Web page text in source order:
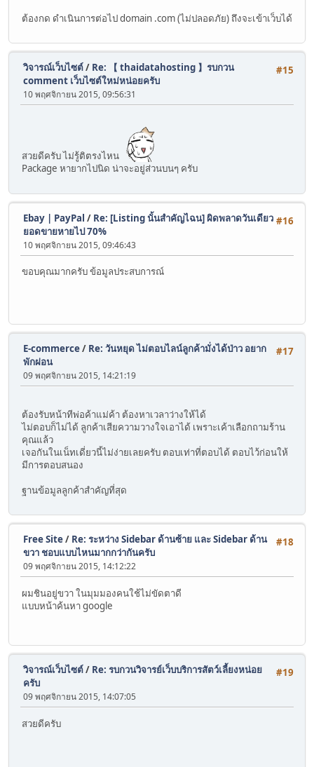
ต้องกด ดำเนินการต่อไป domain .com (ไม่ปลอดภัย) ถึงจะเข้าเว็บได้
#15
วิจารณ์เว็บไซต์/ Re: 【 thaidatahosting 】รบกวน
comment เว็บไซต์ใหม่หน่อยครับ
10 พฤศจิกายน 2015, 09:56:31
สวยดีครับ ไม่รู้ติตรงไหน
Package หายากไปนิด น่าจะอยู่ส่วนบนๆ ครับ
#16
Ebay | PayPal / Re: [Listing นั้นสำคัญไฉน] ผิดพลาดวันเดียว
ยอดขายหายไป 70%
10 พฤศจิกายน 2015, 09:46:43
ขอบคุณมากครับ ข้อมูลประสบการณ์
#17
E-commerce/ Re: วันหยุด ไม่ตอบไลน์ลูกค้ามั่งได้ป่าว อยาก
พักผ่อน
09 พฤศจิกายน 2015, 14:21:19
ต้องรับหน้าทีพ่อค้าแม่ค้า ต้องหาเวลาว่างให้ได้
ไม่ตอบก็ไม่ได้ ลูกค้าเสียความวางใจเอาได้ เพราะเค้าเลือกถามร้าน
คุณแล้ว
เจอกันในเน็ทเดี่ยวนี้ไม่ง่ายเลยครับ ตอบเท่าที่ตอบได้ ตอบไว้ก่อนให้
มีการตอบสนอง
ฐานข้อมูลลูกค้าสำคัญที่สุด
#18
Free Site/ Re: ระหว่าง Sidebar ด้านซ้าย และ Sidebar ด้าน
ขวา ชอบแบบไหนมากกว่ากันครับ
09 พฤศจิกายน 2015, 14:12:22
ผมชินอยู่ขวา ในมุมมองคนใช้ไม่ขัดตาดี
แบบหน้าค้นหา google
#19
วิจารณ์เว็บไซต์/ Re: รบกวนวิจารย์เว็บบริการสัตว์เลี้ยงหน่อย
ครับ
09 พฤศจิกายน 2015, 14:07:05
สวยดีครับ